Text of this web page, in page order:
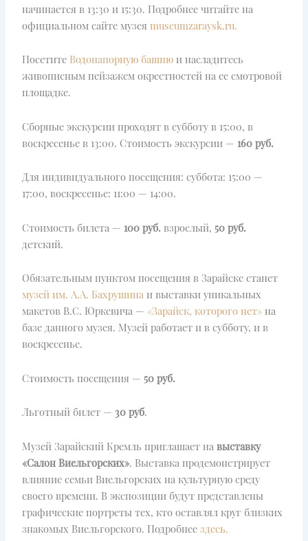
начинается в 13:30 и 15:30. Подробнее читайте на
официальном сайте музея museumzaraysk.ru.
Посетите Водонапорную башню и насладитесь
живописным пейзажем окрестностей на ее смотровой
площадке.
Сборные экскурсии проходят в субботу в 15:00, в
воскресенье в 13:00. Стоимость экскурсии —160 руб.
Для индивидуального посещения: суббота: 15:00 —
17:00, воскресенье: 11:00 — 14:00.
Стоимость билета —100 руб. взрослый, 50 руб.
детский.
Обязательным пунктом посещения в Зарайске станет
музей им. А.А. Бахрушина и выставки уникальных
макетов В.С. Юркевича — «Зарайск, которого нет» на
базе данного музея. Музей работает и в субботу, и в
воскресенье.
Стоимость посещения — 50 руб.
Льготный билет — 30 руб.
Музей Зарайский Кремль приглашает навыставку
«Салон Виельгорских». Выставка продемонстрирует
влияние семьи Виельгорских на культурную среду
своего времени. В экспозиции будут представлены
графические портреты тех, кто оставлял круг близких
знакомых Виельгорского. Подробнее здесь.